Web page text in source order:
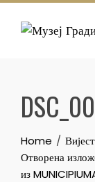
Skip
Home
Отворена
из